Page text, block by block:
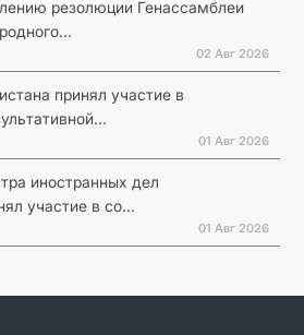
резолюции Генассамблеи
02 Авг 2026
принял участие в
01 Авг 2026
иностранных дел
участие в со...
01 Авг 2026